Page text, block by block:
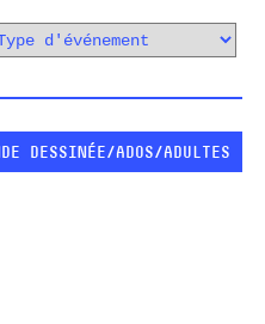
DESSINÉE ADOS/ADULTES